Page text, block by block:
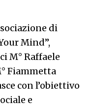
di
Mind”,
M° Raffaele
Fiammetta
con l’obiettivo
e